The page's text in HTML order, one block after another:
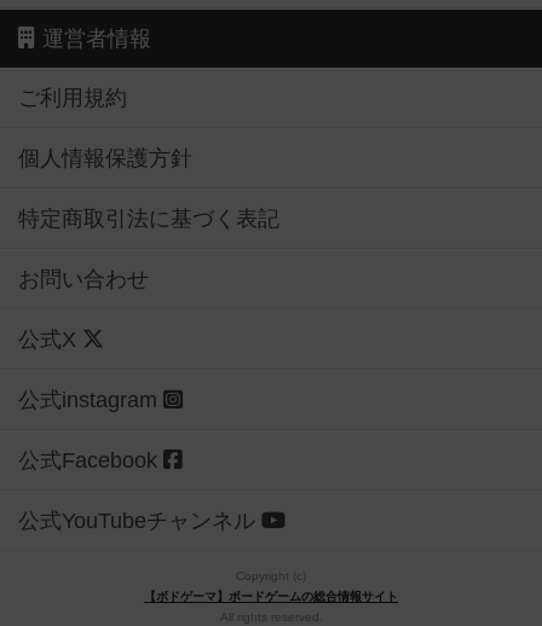
運営者情報
ご利用規約
個人情報保護方針
特定商取引法に基づく表記
お問い合わせ
公式X
公式instagram
公式Facebook
公式YouTubeチャンネル
Copyright (c)
【ボドゲーマ】ボードゲームの総合情報サイト
All rights reserved.